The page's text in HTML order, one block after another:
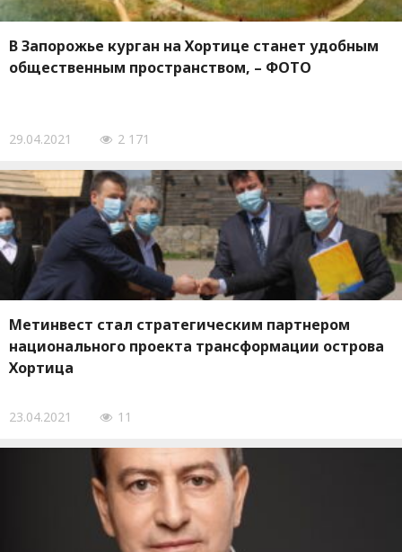
В Запорожье курган на Хортице станет удобным
общественным пространством, – ФОТО
29.04.2021 2 171
Метинвест стал стратегическим партнером
национального проекта трансформации острова
Хортица
23.04.2021 11